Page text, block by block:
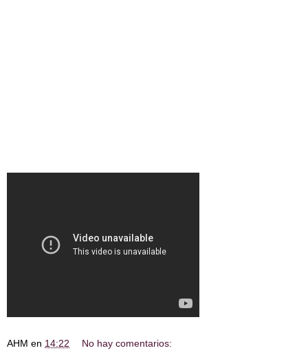
AHM en 14:22 No hay comentarios: